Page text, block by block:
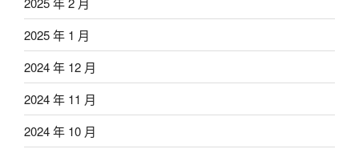
2025 年 1 月
2024 年 12 月
2024 年 11 月
2024 年 10 月